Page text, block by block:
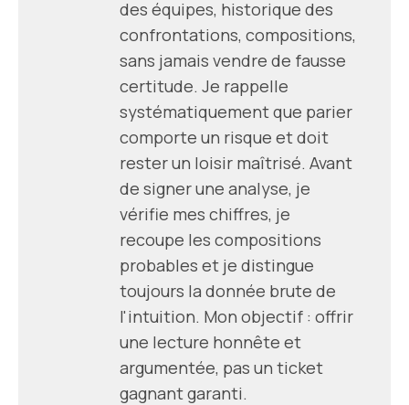
des équipes, historique des
confrontations, compositions,
sans jamais vendre de fausse
certitude. Je rappelle
systématiquement que parier
comporte un risque et doit
rester un loisir maîtrisé. Avant
de signer une analyse, je
vérifie mes chiffres, je
recoupe les compositions
probables et je distingue
toujours la donnée brute de
l'intuition. Mon objectif : offrir
une lecture honnête et
argumentée, pas un ticket
gagnant garanti.